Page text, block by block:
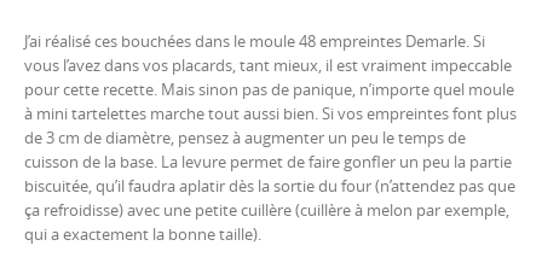
J’ai réalisé ces bouchées dans le moule 48 empreintes Demarle. Si
vous l’avez dans vos placards, tant mieux, il est vraiment impeccable
pour cette recette. Mais sinon pas de panique, n’importe quel moule
à mini tartelettes marche tout aussi bien. Si vos empreintes font plus
de 3 cm de diamètre, pensez à augmenter un peu le temps de
cuisson de la base. La levure permet de faire gonfler un peu la partie
biscuitée, qu’il faudra aplatir dès la sortie du four (n’attendez pas que
ça refroidisse) avec une petite cuillère (cuillère à melon par exemple,
qui a exactement la bonne taille).